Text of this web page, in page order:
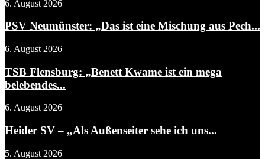
6. August 2026
PSV Neumünster: „Das ist eine Mischung aus Pech...
6. August 2026
TSB Flensburg: „Benett Kwame ist ein mega
belebendes...
6. August 2026
Heider SV – „Als Außenseiter sehe ich uns...
5. August 2026